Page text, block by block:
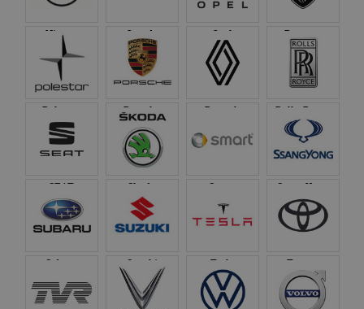
Nissan Omoda Opel Peugeot
Polestar Porsche Renault Rolls-Royce
SEAT Skoda Smart SsangYong
Subaru Suzuki Tesla Toyota